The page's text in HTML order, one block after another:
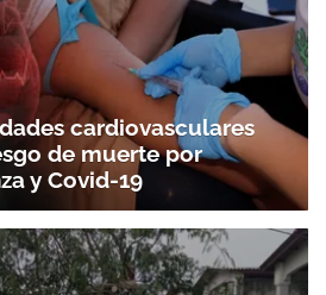
cardiovasculares
de muerte por
y Covid-19